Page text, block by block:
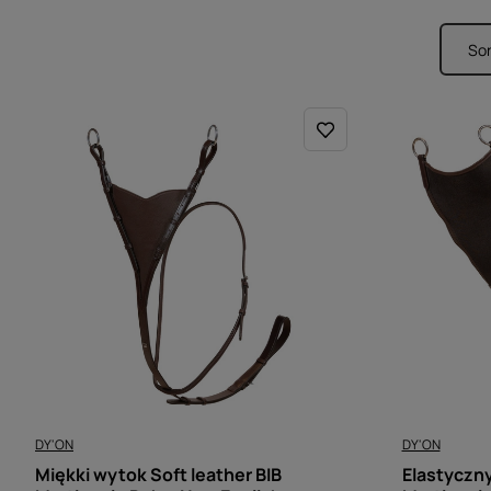
DY'ON
Miękki wytok Soft leather BIB
DY'ON